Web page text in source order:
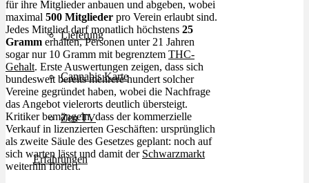
Lieferung
Cannabis Karte
Zen TV
Erfahrungen
für ihre Mitglieder anbauen und abgeben, wobei
maximal 500 Mitglieder pro Verein erlaubt sind.
Jedes Mitglied darf monatlich höchstens 25
Gramm erhalten, Personen unter 21 Jahren
sogar nur 10 Gramm mit begrenztem THC-
Gehalt. Erste Auswertungen zeigen, dass sich
bundesweit bereits mehrere hundert solcher
Vereine gegründet haben, wobei die Nachfrage
das Angebot vielerorts deutlich übersteigt.
Kritiker bemängeln, dass der kommerzielle
Verkauf in lizenzierten Geschäften: ursprünglich
als zweite Säule des Gesetzes geplant: noch auf
sich warten lässt und damit der Schwarzmarkt
weiterhin floriert.